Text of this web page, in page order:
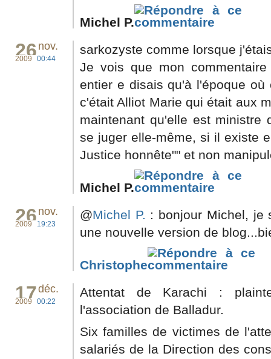
Michel P.
26 nov.
2009 00:44
sarkozyste comme lorsque
Je vois que mon
entier e disais qu'à l'époque
c'était Alliot Marie qui était aux
maintenant qu'elle est
se juger elle-même, si il existe
Justice honnête"" et non
Michel P.
26 nov.
2009 19:23
@Michel P. : bonjour Michel, je
une nouvelle version de
Christophe
17déc.
2009 00:22
Attentat de Karachi :
l'association de Balladur.
Six familles de victimes de
salariés de la Direction des